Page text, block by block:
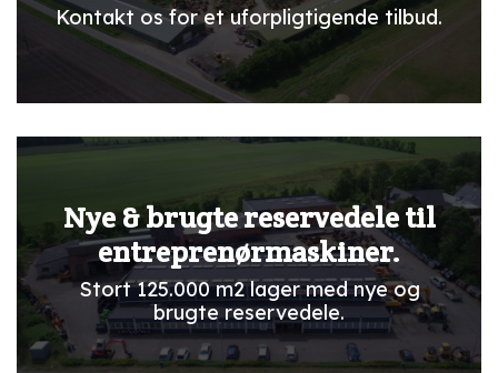
Kontakt os for et uforpligtigende tilbud.
Nye & brugte reservedele til
entreprenørmaskiner.
Stort 125.000 m2 lager med nye og
brugte reservedele.